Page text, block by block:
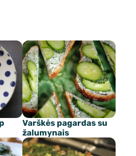
Varškės pagardas su
žalumynais